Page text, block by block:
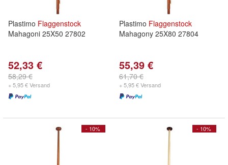
Plastimo Flaggenstock
Mahagoni 25X50 27802
52,33 €
58,29 €
+ 5,95 € Versand
Plastimo Flaggenstock
Mahagony 25X80 27804
55,39 €
61,70 €
+ 5,95 € Versand
- 10% - 10%